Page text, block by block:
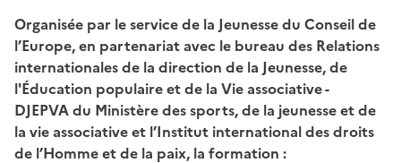
Organisée par le service de la Jeunesse du Conseil de
l’Europe, en partenariat avec le bureau des Relations
internationales de la direction de la Jeunesse, de
l'Éducation populaire et de la Vie associative -
DJEPVA du Ministère des sports, de la jeunesse et de
la vie associative et l’Institut international des droits
de l’Homme et de la paix, la formation :